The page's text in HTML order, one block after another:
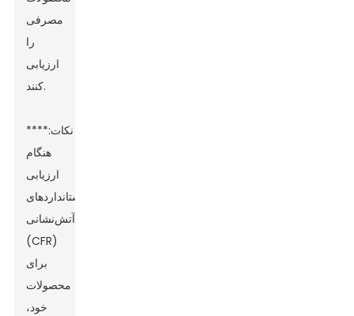
مصرفی
را
ارزیابی
کنند.
**نکات:**
هنگام
ارزیابی
استانداردهای
آتش‌نشانی
(CFR)
برای
محصولات
خود،